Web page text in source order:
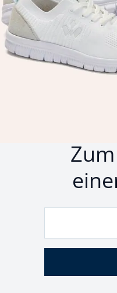
1 geladen. Zeige